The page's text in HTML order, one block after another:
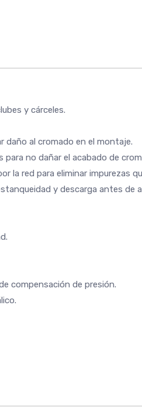
y cárceles.
daño al cromado en el montaje.
para no dañar el acabado de
la red para eliminar
y descarga antes de
compensación de presión.